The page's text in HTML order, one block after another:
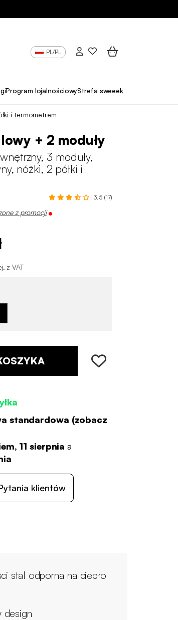
PL/PL
Program lojalnościowyStrefa sweeek Pro
i termometrem
+ 2 moduły
3 moduły,
nóżki, 2 półki i
3.5 (17)
z promocji
. z VAT
standardowa (zobacz
11 sierpnia a
klientów
stal odporna na ciepło
design